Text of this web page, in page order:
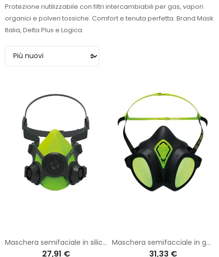
Protezione riutilizzabile con filtri intercambiabili per gas, vapori
organici e polveri tossiche. Comfort e tenuta perfetta. Brand Mask
Italia, Delta Plus e Logica.
Maschera semifaciale in silicone con raccordo DIN e monofiltro di colore giallo e verde
27,91 €
Maschera semifacciale in gomma termoplastica completa di filtri A2P2 di colore nero e verde
31,33 €